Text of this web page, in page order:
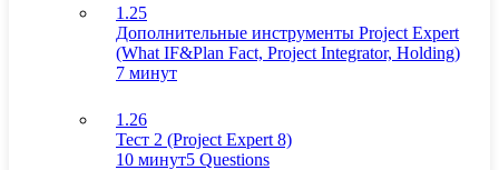
1.25
Дополнительные инструменты Project Expert
(What IF&Plan Fact, Project Integrator, Holding)
7 минут
1.26
Тест 2 (Project Expert 8)
10 минут5 Questions